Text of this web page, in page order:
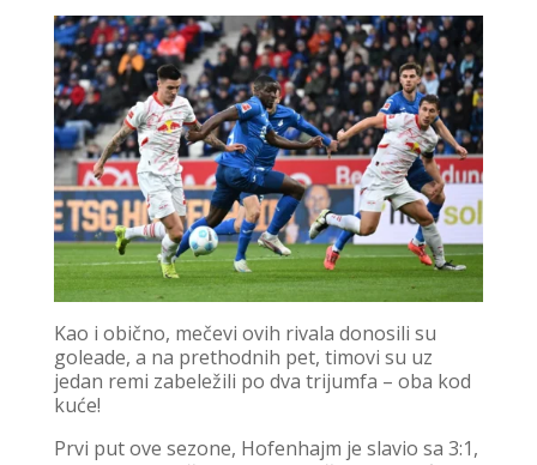
Kao i obično, mečevi ovih rivala donosili su
goleade, a na prethodnih pet, timovi su uz
jedan remi zabeležili po dva trijumfa – oba kod
kuće!
Prvi put ove sezone, Hofenhajm je slavio sa 3:1,